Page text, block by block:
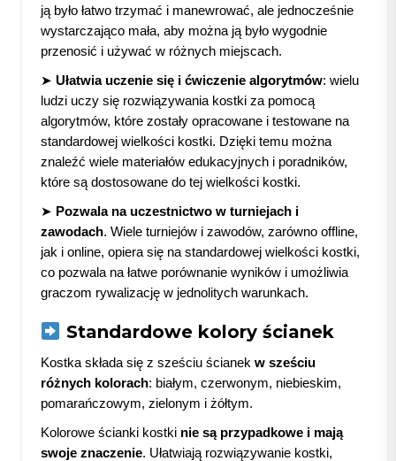
ją było łatwo trzymać i manewrować, ale jednocześnie
wystarczająco mała, aby można ją było wygodnie
przenosić i używać w różnych miejscach.
➤ Ułatwia uczenie się i ćwiczenie algorytmów: wielu
ludzi uczy się rozwiązywania kostki za pomocą
algorytmów, które zostały opracowane i testowane na
standardowej wielkości kostki. Dzięki temu można
znaleźć wiele materiałów edukacyjnych i poradników,
które są dostosowane do tej wielkości kostki.
➤ Pozwala na uczestnictwo w turniejach i
zawodach. Wiele turniejów i zawodów, zarówno offline,
jak i online, opiera się na standardowej wielkości kostki,
co pozwala na łatwe porównanie wyników i umożliwia
graczom rywalizację w jednolitych warunkach.
Standardowe kolory ścianek
Kostka składa się z sześciu ścianek w sześciu
różnych kolorach: białym, czerwonym, niebieskim,
pomarańczowym, zielonym i żółtym.
Kolorowe ścianki kostki nie są przypadkowe i mają
swoje znaczenie. Ułatwiają rozwiązywanie kostki,